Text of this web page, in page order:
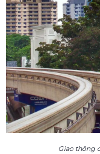
Giao thông